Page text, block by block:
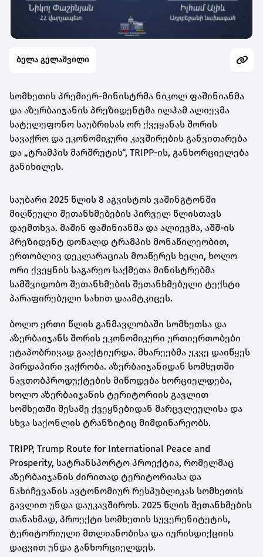
ბელა გელაშვილი
სომხეთის პრემიერ-მინისტრმა ნიკოლ ფაშინიანმა
და აზერბაიჯანის პრეზიდენტმა ილჰამ ალიევმა
სატელეფონო საუბრისას ორ ქვეყანას შორის
სავაჭრო და ეკონომიკური კავშირების განვითარება
და „ტრამპის მარშრუტის“, TRIPP-ის, განხორციელება
განიხილეს.
საუბარი 2025 წლის 8 აგვისტოს ვაშინგტონში
მიღწეული შეთანხმებების პირველ წლისთავს
დაემთხვა. მაშინ ფაშინიანმა და ალიევმა, აშშ-ის
პრეზიდენტ დონალდ ტრამპის მონაწილეობით,
ერთობლივ დეკლარაციას მოაწერეს ხელი, ხოლო
ორი ქვეყნის საგარეო საქმეთა მინისტრებმა
სამშვიდობო შეთანხმების შეთანხმებული ტექსტი
პარაფირებული სახით დაამტკიცეს.
ბოლო ერთი წლის განმავლობაში სომხეთსა და
აზერბაიჯანს შორის ეკონომიკური ურთიერთობები
ეტაპობრივად გააქტიურდა. მხარეებმა უკვე დაიწყეს
პირდაპირი ვაჭრობა. აზერბაიჯანიდან სომხეთში
ნავთობპროდუქტების მიწოდება ხორციელდება,
ხოლო აზერბაიჯანის ტერიტორიის გავლით
სომხეთში მესამე ქვეყნებიდან მარცვლეულისა და
სხვა საქონლის ტრანზიტიც მიმდინარეობს.
TRIPP, Trump Route for International Peace and
Prosperity, სატრანსპორტო პროექტია, რომელმაც
აზერბაიჯანის ძირითად ტერიტორიასა და
ნახიჩევანის ავტონომიურ რესპუბლიკას სომხეთის
გავლით უნდა დაუკავშიროს. 2025 წლის შეთანხმების
თანახმად, პროექტი სომხეთის სუვერენიტეტის,
ტერიტორიული მთლიანობისა და იურისდიქციის
დაცვით უნდა განხორციელდეს.